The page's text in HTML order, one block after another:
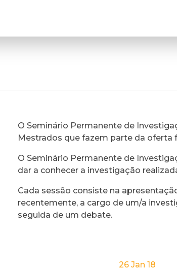
O Seminário Permanente de
Mestrados que fazem parte da oferta
O Seminário Permanente de
dar a conhecer a investigação
Cada sessão consiste na
recentemente, a cargo de um/a
seguida de um debate.
26 Jan 18